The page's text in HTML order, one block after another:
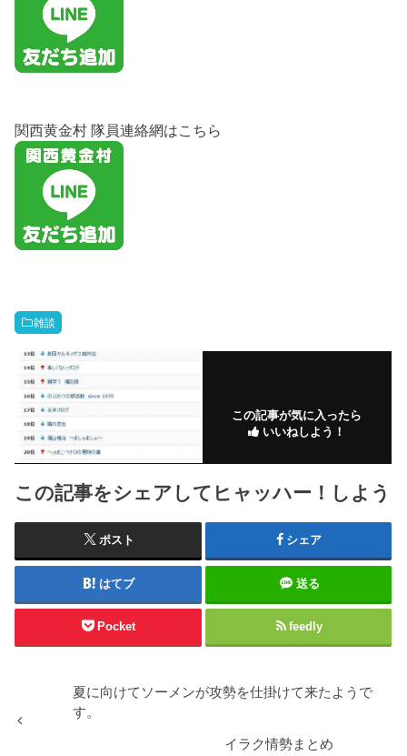
関西黄金村 隊員連絡網はこちら
雑談
この記事が気に入ったら
いいねしよう！
この記事をシェアしてヒャッハー！しよう
ポスト シェア
はてブ 送る
Pocket feedly
夏に向けてソーメンが攻勢を仕掛けて来たようで
す。
イラク情勢まとめ